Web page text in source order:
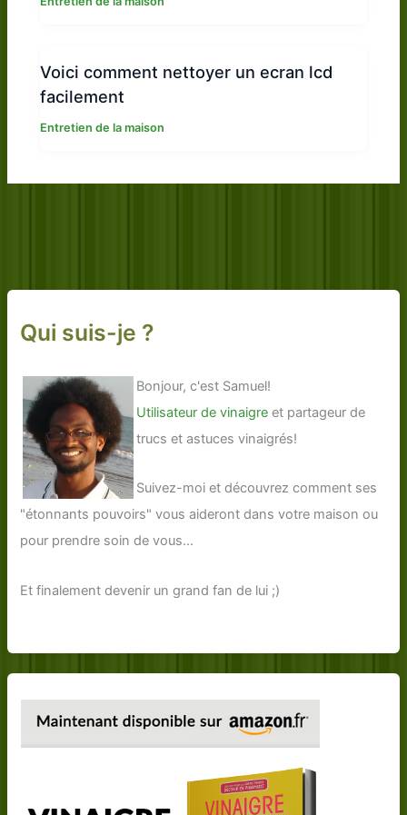
Voici comment nettoyer un ecran lcd
facilement
Entretien de la maison
Qui suis-je ?
Bonjour, c'est Samuel!
Utilisateur de vinaigre et partageur de
trucs et astuces vinaigrés!
Suivez-moi et découvrez comment ses
"étonnants pouvoirs" vous aideront dans votre maison ou
pour prendre soin de vous...
Et finalement devenir un grand fan de lui ;)